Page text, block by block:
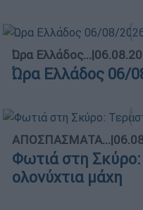
Ώρα Ελλάδος...|
Ώρα Ελλάδος 06/
ΑΠΟΣΠΑΣΜΑΤΑ...|
Φωτιά στη Σκύρο:
ολονύχτια μάχη